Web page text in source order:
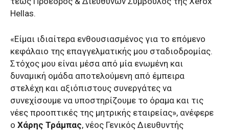
Hellas.
«Είμαι ιδιαίτερα ενθουσιασμένος για το επόμενο
κεφάλαιο της επαγγελματικής μου σταδιοδρομίας.
Στόχος μου είναι μέσα από μία ενωμένη και
δυναμική ομάδα αποτελούμενη από έμπειρα
στελέχη και αξιόπιστους συνεργάτες να
συνεχίσουμε να υποστηρίζουμε το όραμα και τις
νέες προοπτικές της μητρικής εταιρείας», ανέφερε
ο Χάρης Τράμπας, νέος Γενικός Διευθυντής